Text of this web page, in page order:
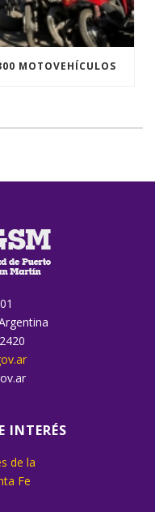
MOTOVEHÍCULOS
INTERÉS
de la
Fe